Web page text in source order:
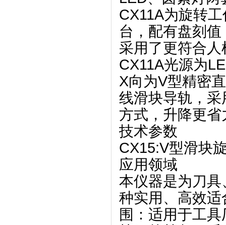
CX11A为旋转
台，配有盘刻
采用了更符合
CX11A光源为
X向为V型精密
线滑块导轨，
方式，升降更省
技术参数
CX15:V型滑块
应用领域
本仪器是为刀
种实用、高效
围：适用于工